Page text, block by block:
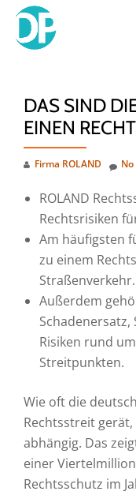
Skip
DAS SIND
EINEN
Firma ROLAND
ROLAND
Rechtsrisiken
Am häufigsten
zu einem
Straßenverkehr.
Außerdem
Risiken rund
Streitpunkten.
Wie oft die
Rechtsstreit
abhängig. Das
einer
Rechtsschutz im